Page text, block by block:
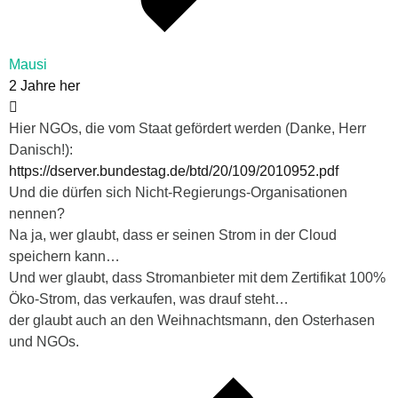
Mausi
2 Jahre her
Hier NGOs, die vom Staat gefördert werden (Danke, Herr
Danisch!):
https://dserver.bundestag.de/btd/20/109/2010952.pdf
Und die dürfen sich Nicht-Regierungs-Organisationen
nennen?
Na ja, wer glaubt, dass er seinen Strom in der Cloud
speichern kann…
Und wer glaubt, dass Stromanbieter mit dem Zertifikat 100%
Öko-Strom, das verkaufen, was drauf steht…
der glaubt auch an den Weihnachtsmann, den Osterhasen
und NGOs.